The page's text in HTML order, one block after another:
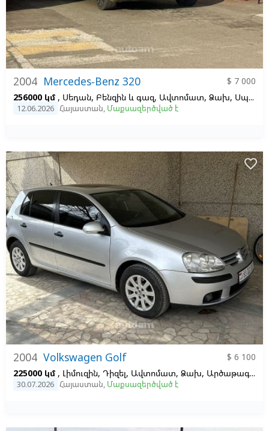
2004 Mercedes-Benz 320
$ 7 000
256000 կմ , Սեդան, Բենզին և գազ, Ավտոմատ, Ձախ, Սպիտակ,
12.06.2026 Հայաստան, Մաքսազերծված է
2004 Volkswagen Golf
$ 6 100
225000 կմ , Լիմուզին, Դիզել, Ավտոմատ, Ձախ, Արծաթագույն,
30.07.2026 Հայաստան, Մաքսազերծված է
favorite_border